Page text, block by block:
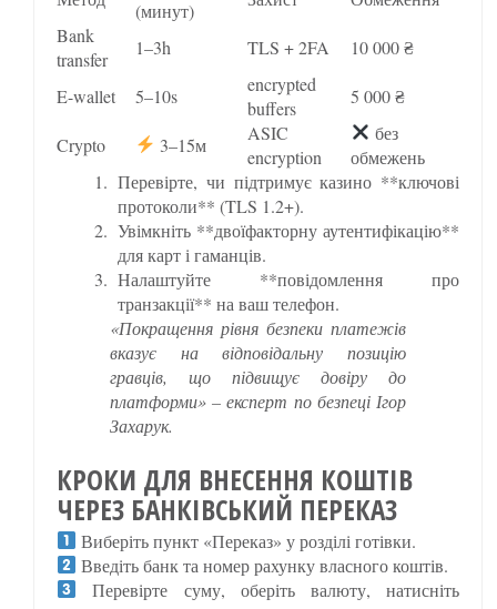
(минут)
Bank
transfer
1–3h TLS + 2FA 10 000 ₴
E-wallet 5–10s
encrypted
buffers
5 000 ₴
Crypto 3–15м
ASIC
encryption
без
обмежень
Перевірте, чи підтримує казино **ключові
протоколи** (TLS 1.2+).
Увімкніть **двоїфакторну аутентифікацію**
для карт і гаманців.
Налаштуйте **повідомлення про
транзакції** на ваш телефон.
«Покращення рівня безпеки платежів
вказує на відповідальну позицію
гравців, що підвищує довіру до
платформи» – експерт по безпеці Ігор
Захарук.
КРОКИ ДЛЯ ВНЕСЕННЯ КОШТІВ
ЧЕРЕЗ БАНКІВСЬКИЙ ПЕРЕКАЗ
Виберіть пункт «Переказ» у розділі готівки.
Введіть банк та номер рахунку власного коштів.
Перевірте суму, оберіть валюту, натисніть